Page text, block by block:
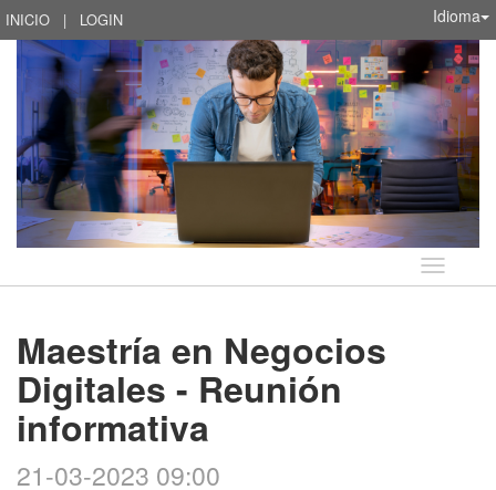
INICIO | LOGIN Idioma
Idioma
Maestría en Negocios
Digitales - Reunión
informativa
21-03-2023 09:00